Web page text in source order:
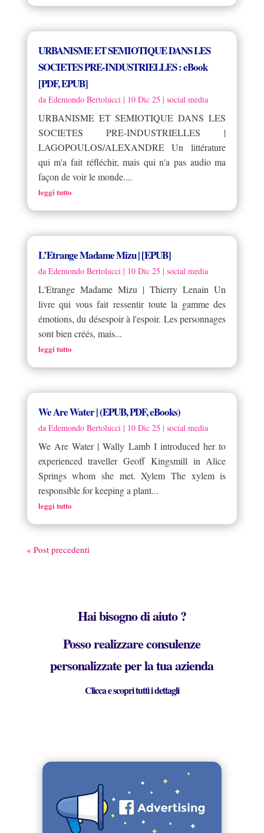
URBANISME ET SEMIOTIQUE DANS LES
SOCIETES PRE-INDUSTRIELLES : eBook
[PDF, EPUB]
da Edemondo Bertolucci| 10 Dic 25 | social media
URBANISME ET SEMIOTIQUE DANS LES
SOCIETES PRE-INDUSTRIELLES |
LAGOPOULOS/ALEXANDRE Un littérature
qui m'a fait réfléchir, mais qui n'a pas audio ma
façon de voir le monde....
leggi tutto
L’Etrange Madame Mizu | [EPUB]
da Edemondo Bertolucci| 10 Dic 25 | social media
L'Etrange Madame Mizu | Thierry Lenain Un
livre qui vous fait ressentir toute la gamme des
émotions, du désespoir à l'espoir. Les personnages
sont bien créés, mais...
leggi tutto
We Are Water | (EPUB, PDF, eBooks)
da Edemondo Bertolucci| 10 Dic 25 | social media
We Are Water | Wally Lamb I introduced her to
experienced traveller Geoff Kingsmill in Alice
Springs whom she met. Xylem The xylem is
responsible for keeping a plant...
leggi tutto
« Post precedenti
Hai bisogno di aiuto ?
Posso realizzare consulenze
personalizzate per la tua azienda
Clicca e scopri tutti i dettagli